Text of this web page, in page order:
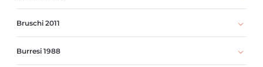
Bruschi 2011
Burresi 1988